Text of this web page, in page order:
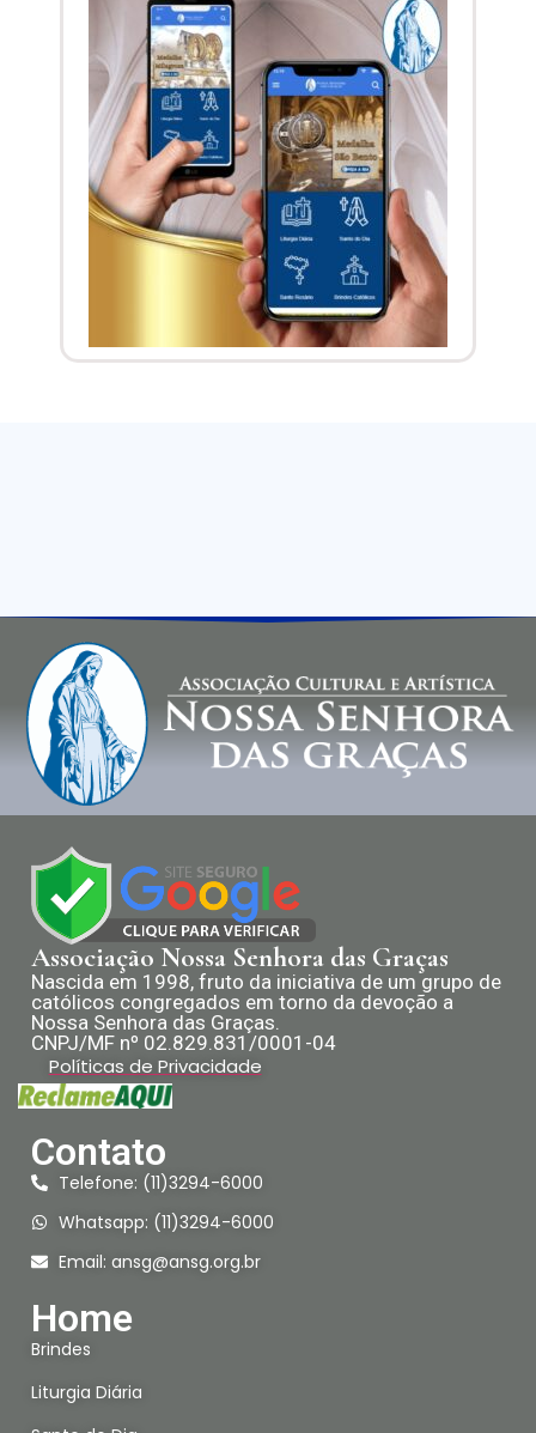
Associação Nossa Senhora das Graças
Nascida em 1998, fruto da iniciativa de um grupo de
católicos congregados em torno da devoção a
Nossa Senhora das Graças.
CNPJ/MF nº 02.829.831/0001-04
Políticas de Privacidade
Contato
Telefone: (11)3294-6000
Whatsapp: (11)3294-6000
Email: ansg@ansg.org.br
Home
Brindes
Liturgia Diária